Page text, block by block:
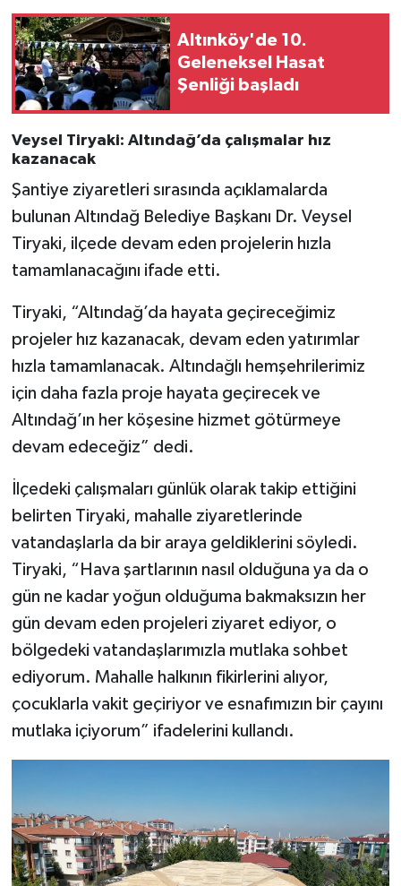
Altınköy'de 10.
Geleneksel Hasat
Şenliği başladı
Veysel Tiryaki: Altındağ’da çalışmalar hız
kazanacak
Şantiye ziyaretleri sırasında açıklamalarda
bulunan Altındağ Belediye Başkanı Dr. Veysel
Tiryaki, ilçede devam eden projelerin hızla
tamamlanacağını ifade etti.
Tiryaki, “Altındağ’da hayata geçireceğimiz
projeler hız kazanacak, devam eden yatırımlar
hızla tamamlanacak. Altındağlı hemşehrilerimiz
için daha fazla proje hayata geçirecek ve
Altındağ’ın her köşesine hizmet götürmeye
devam edeceğiz” dedi.
İlçedeki çalışmaları günlük olarak takip ettiğini
belirten Tiryaki, mahalle ziyaretlerinde
vatandaşlarla da bir araya geldiklerini söyledi.
Tiryaki, “Hava şartlarının nasıl olduğuna ya da o
gün ne kadar yoğun olduğuma bakmaksızın her
gün devam eden projeleri ziyaret ediyor, o
bölgedeki vatandaşlarımızla mutlaka sohbet
ediyorum. Mahalle halkının fikirlerini alıyor,
çocuklarla vakit geçiriyor ve esnafımızın bir çayını
mutlaka içiyorum” ifadelerini kullandı.